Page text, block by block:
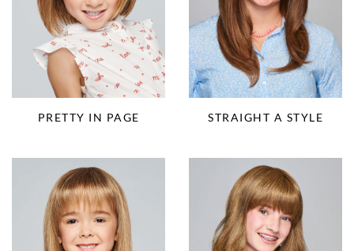
PRETTY IN PAGE STRAIGHT A STYLE